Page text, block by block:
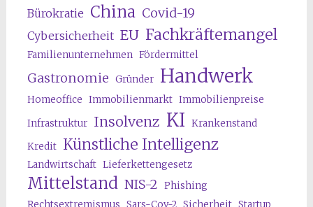
Bürokratie China Covid-19
Cybersicherheit EU Fachkräftemangel
Familienunternehmen Fördermittel
Gastronomie Gründer Handwerk
Homeoffice Immobilienmarkt Immobilienpreise
Infrastruktur Insolvenz KI Krankenstand
Kredit Künstliche Intelligenz
Landwirtschaft Lieferkettengesetz
Mittelstand NIS-2 Phishing
Rechtsextremismus Sars-Cov-2 Sicherheit Startup